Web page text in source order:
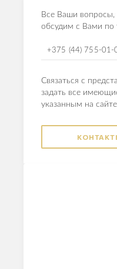
Все Ваши вопросы,
обсудим с Вами по
+375 (44) 755-01-
Связаться с
задать все
указанным на